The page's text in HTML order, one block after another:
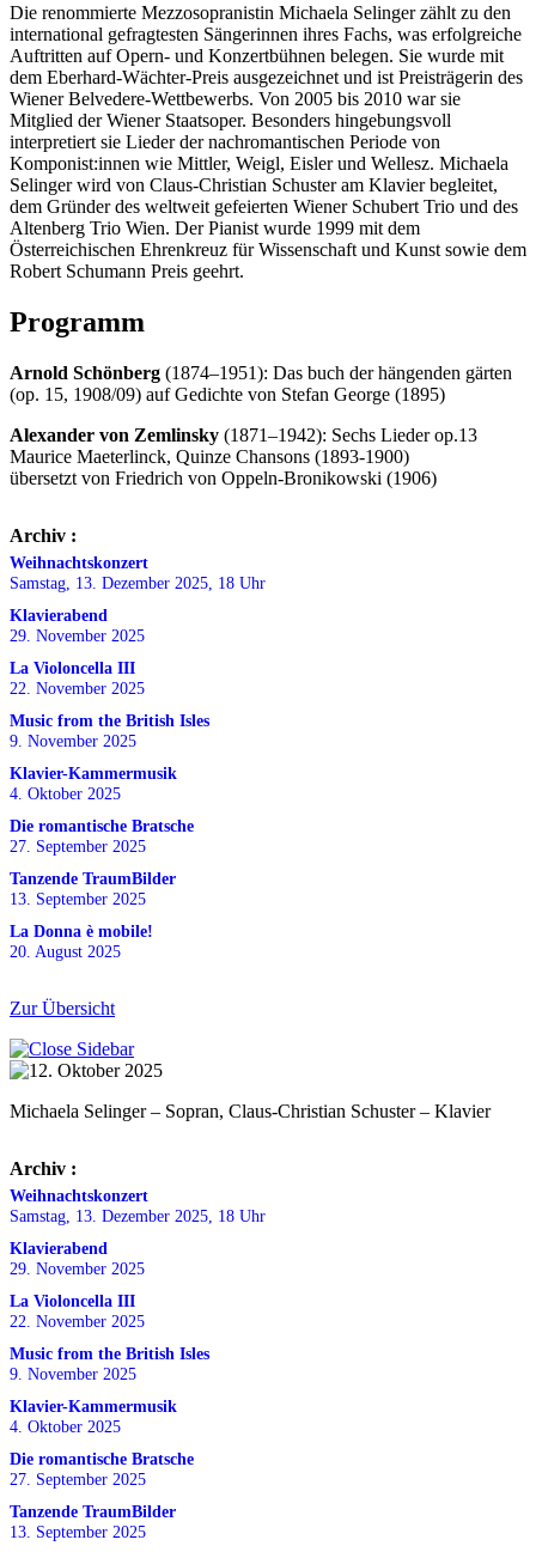
Die renommierte Mezzosopranistin Michaela Selinger zählt zu den
international gefragtesten Sängerinnen ihres Fachs, was erfolgreiche
Auftritten auf Opern- und Konzertbühnen belegen. Sie wurde mit
dem Eberhard-Wächter-Preis ausgezeichnet und ist Preisträgerin des
Wiener Belvedere-Wettbewerbs. Von 2005 bis 2010 war sie
Mitglied der Wiener Staatsoper. Besonders hingebungsvoll
interpretiert sie Lieder der nachromantischen Periode von
Komponist:innen wie Mittler, Weigl, Eisler und Wellesz. Michaela
Selinger wird von Claus-Christian Schuster am Klavier begleitet,
dem Gründer des weltweit gefeierten Wiener Schubert Trio und des
Altenberg Trio Wien. Der Pianist wurde 1999 mit dem
Österreichischen Ehrenkreuz für Wissenschaft und Kunst sowie dem
Robert Schumann Preis geehrt.
Programm
Arnold Schönberg (1874–1951): Das buch der hängenden gärten
(op. 15, 1908/09) auf Gedichte von Stefan George (1895)
Alexander von Zemlinsky (1871–1942): Sechs Lieder op.13
Maurice Maeterlinck, Quinze Chansons (1893-1900)
übersetzt von Friedrich von Oppeln-Bronikowski (1906)
Archiv :
Weihnachtskonzert
Samstag, 13. Dezember 2025, 18 Uhr
Klavierabend
29. November 2025
La Violoncella III
22. November 2025
Music from the British Isles
9. November 2025
Klavier-Kammermusik
4. Oktober 2025
Die romantische Bratsche
27. September 2025
Tanzende TraumBilder
13. September 2025
La Donna è mobile!
20. August 2025
Zur Übersicht
Michaela Selinger – Sopran, Claus-Christian Schuster – Klavier
Archiv :
Weihnachtskonzert
Samstag, 13. Dezember 2025, 18 Uhr
Klavierabend
29. November 2025
La Violoncella III
22. November 2025
Music from the British Isles
9. November 2025
Klavier-Kammermusik
4. Oktober 2025
Die romantische Bratsche
27. September 2025
Tanzende TraumBilder
13. September 2025